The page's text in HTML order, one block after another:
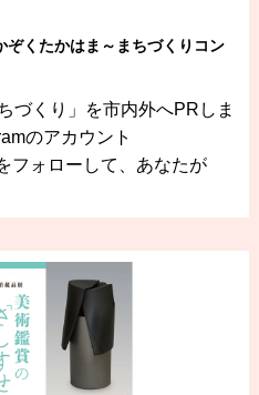
くたかはま～まちづくりコン
づくり」を市内外へPRしま
のアカウント
フォローして、あなたが